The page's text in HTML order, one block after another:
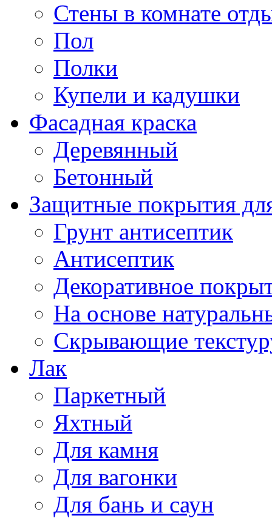
Стены в комнате
Пол
Полки
Купели и кадушки
Фасадная краска
Деревянный
Бетонный
Защитные покрытия
Грунт антисептик
Антисептик
Декоративное
На основе
Скрывающие
Лак
Паркетный
Яхтный
Для камня
Для вагонки
Для бань и саун